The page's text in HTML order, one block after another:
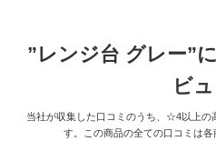
”レンジ台 グレー”
ビ
当社が収集した口コミのうち、☆4以上の
す。この商品の全ての口コミは各